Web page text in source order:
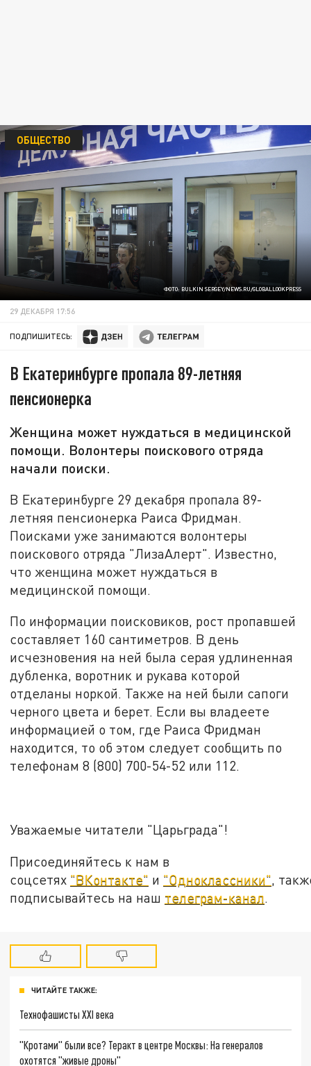
ФОТО: BULKIN SERGEY/NEWS.RU/GLOBALLOOKPRESS
ОБЩЕСТВО
29 ДЕКАБРЯ 17:56
ПОДПИШИТЕСЬ:
В Екатеринбурге пропала 89-летняя
пенсионерка
Женщина может нуждаться в медицинской
помощи. Волонтеры поискового отряда
начали поиски.
В Екатеринбурге 29 декабря пропала 89-
летняя пенсионерка Раиса Фридман.
Поисками уже занимаются волонтеры
поискового отряда "ЛизаАлерт". Известно,
что женщина может нуждаться в
медицинской помощи.
По информации поисковиков, рост пропавшей
составляет 160 сантиметров. В день
исчезновения на ней была серая удлиненная
дубленка, воротник и рукава которой
отделаны норкой. Также на ней были сапоги
черного цвета и берет. Если вы владеете
информацией о том, где Раиса Фридман
находится, то об этом следует сообщить по
телефонам 8 (800) 700-54-52 или 112.
Уважаемые читатели "Царьграда"!
Присоединяйтесь к нам в
соцсетях "ВКонтакте" и "Одноклассники" ,
подписывайтесь на наш телеграм-канал
ЧИТАЙТЕ ТАКЖЕ:
Технофашисты XXI века
"Кротами" были все? Теракт в центре Москвы: На генералов
охотятся "живые дроны"